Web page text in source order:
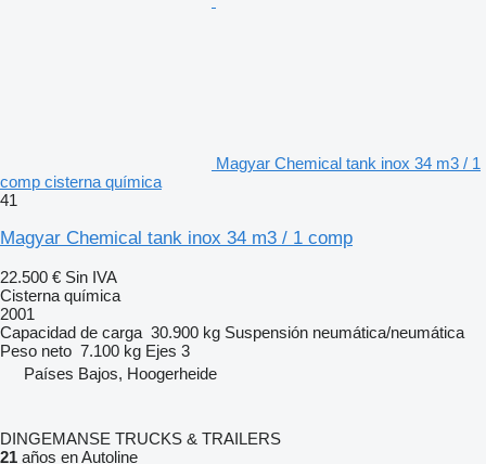
Magyar Chemical tank inox 34 m3 / 1
comp cisterna química
41
Magyar Chemical tank inox 34 m3 / 1 comp
22.500 € Sin IVA
Cisterna química
2001
Capacidad de carga 30.900 kg Suspensión neumática/neumática
Peso neto 7.100 kg Ejes 3
Países Bajos, Hoogerheide
DINGEMANSE TRUCKS & TRAILERS
21 años en Autoline